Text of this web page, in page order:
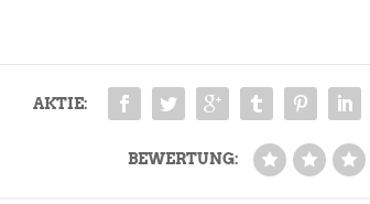
AKTIE:
BEWERTUNG: